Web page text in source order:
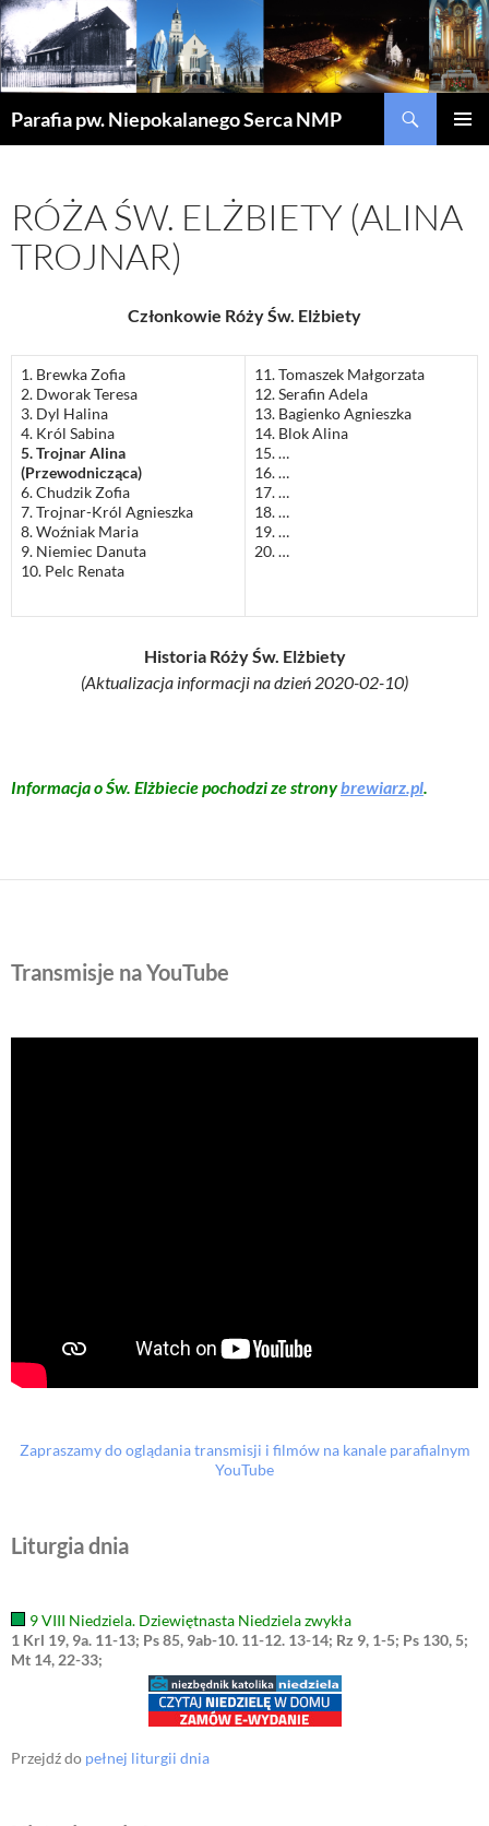
Parafia pw. Niepokalanego Serca NMP
RÓŻA ŚW. ELŻBIETY (ALINA
TROJNAR)
Członkowie Róży Św. Elżbiety
1. Brewka Zofia
2. Dworak Teresa
3. Dyl Halina
4. Król Sabina
5. Trojnar Alina
(Przewodnicząca)
6. Chudzik Zofia
7. Trojnar-Król Agnieszka
8. Woźniak Maria
9. Niemiec Danuta
10. Pelc Renata
11. Tomaszek Małgorzata
12. Serafin Adela
13. Bagienko Agnieszka
14. Blok Alina
15. …
16. …
17. …
18. …
19. …
20. …
Historia Róży Św. Elżbiety
(Aktualizacja informacji na dzień 2020-02-10)
Informacja o Św. Elżbiecie pochodzi ze stronybrewiarz.pl.
Transmisje na YouTube
Zapraszamy do oglądania transmisji i filmów na kanale parafialnym
YouTube
Liturgia dnia
9 VIII Niedziela. Dziewiętnasta Niedziela zwykła
1 Krl 19, 9a. 11-13; Ps 85, 9ab-10. 11-12. 13-14; Rz 9, 1-5; Ps 130, 5;
Mt 14, 22-33;
Przejdź do pełnej liturgii dnia